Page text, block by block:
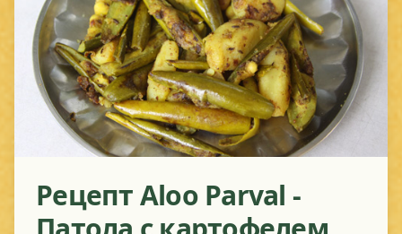
Рецепт Aloo Parval -